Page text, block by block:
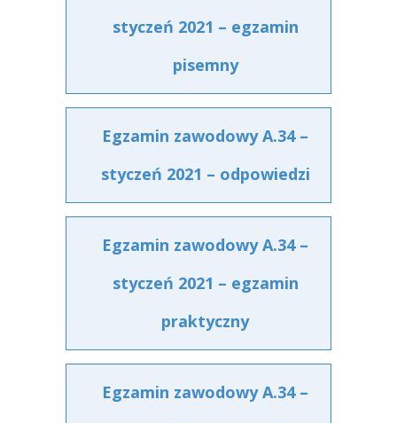
styczeń 2021 – egzamin
pisemny
Egzamin zawodowy A.34 –
styczeń 2021 – odpowiedzi
Egzamin zawodowy A.34 –
styczeń 2021 – egzamin
praktyczny
Egzamin zawodowy A.34 –